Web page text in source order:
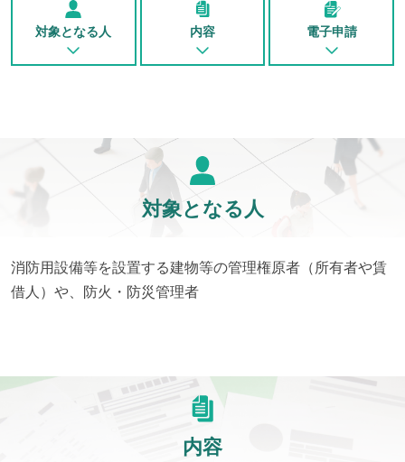
対象となる人 内容 電子申請
対象となる人
消防用設備等を設置する建物等の管理権原者（所有者や賃
借人）や、防火・防災管理者
内容